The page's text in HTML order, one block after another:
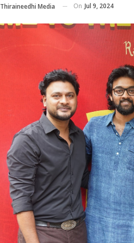
Thiraineedhi Media On Jul 9, 2024